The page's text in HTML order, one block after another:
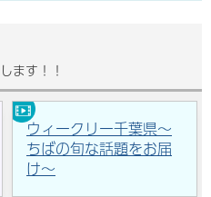
ます！！
ウィークリー千葉県～
ちばの旬な話題をお届
け～